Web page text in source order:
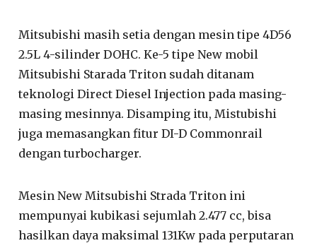
Mitsubishi masih setia dengan mesin tipe 4D56
2.5L 4-silinder DOHC. Ke-5 tipe New mobil
Mitsubishi Starada Triton sudah ditanam
teknologi Direct Diesel Injection pada masing-
masing mesinnya. Disamping itu, Mistubishi
juga memasangkan fitur DI-D Commonrail
dengan turbocharger.
Mesin New Mitsubishi Strada Triton ini
mempunyai kubikasi sejumlah 2.477 cc, bisa
hasilkan daya maksimal 131Kw pada perputaran